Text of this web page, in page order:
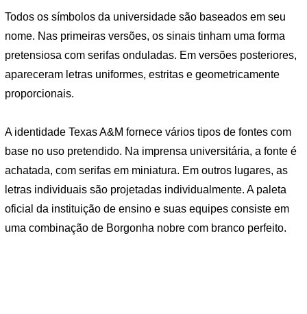
Todos os símbolos da universidade são baseados em seu
nome. Nas primeiras versões, os sinais tinham uma forma
pretensiosa com serifas onduladas. Em versões posteriores,
apareceram letras uniformes, estritas e geometricamente
proporcionais.
A identidade Texas A&M fornece vários tipos de fontes com
base no uso pretendido. Na imprensa universitária, a fonte é
achatada, com serifas em miniatura. Em outros lugares, as
letras individuais são projetadas individualmente. A paleta
oficial da instituição de ensino e suas equipes consiste em
uma combinação de Borgonha nobre com branco perfeito.